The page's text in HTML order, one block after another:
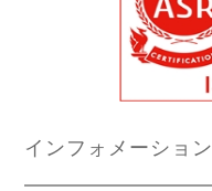
インフォメーション